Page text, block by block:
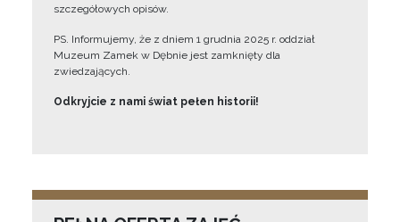
szczegółowych opisów.
PS. Informujemy, że z dniem 1 grudnia 2025 r. oddział
Muzeum Zamek w Dębnie jest zamknięty dla
zwiedzających.
Odkryjcie z nami świat pełen historii!